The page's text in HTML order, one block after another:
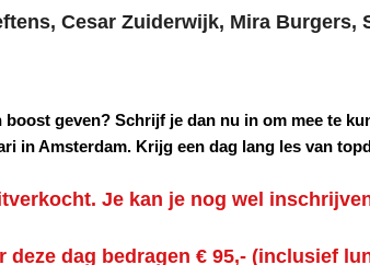
Cesar Zuiderwijk, Mira Burgers,
geven? Schrijf je dan nu in om mee te
in Amsterdam. Krijg een dag lang les van
Je kan je nog wel
dag bedragen € 95,- (inclusief